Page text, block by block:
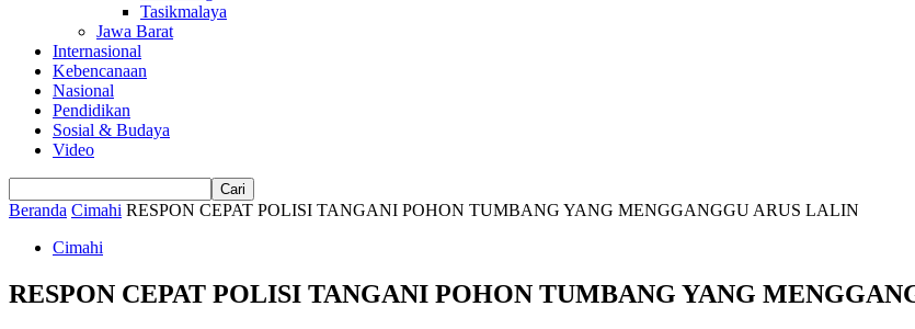
Tasikmalaya
Jawa Barat
Internasional
Kebencanaan
Nasional
Pendidikan
Sosial & Budaya
Video
Beranda Cimahi RESPON CEPAT POLISI TANGANI POHON TUMBANG YANG MENGGANGGU ARUS LALIN
Cimahi
RESPON CEPAT POLISI TANGANI POHON TUMBANG YANG